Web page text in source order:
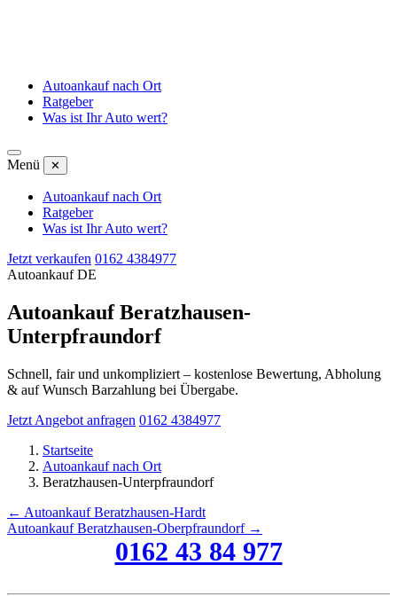
Autoankauf nach Ort
Ratgeber
Was ist Ihr Auto wert?
Menü ✕
Autoankauf nach Ort
Ratgeber
Was ist Ihr Auto wert?
Jetzt verkaufen 0162 4384977
Autoankauf DE
Autoankauf Beratzhausen-
Unterpfraundorf
Schnell, fair und unkompliziert – kostenlose Bewertung, Abholung
& auf Wunsch Barzahlung bei Übergabe.
Jetzt Angebot anfragen 0162 4384977
Startseite
Autoankauf nach Ort
Beratzhausen-Unterpfraundorf
← Autoankauf Beratzhausen-Hardt
Autoankauf Beratzhausen-Oberpfraundorf →
0162 43 84 977